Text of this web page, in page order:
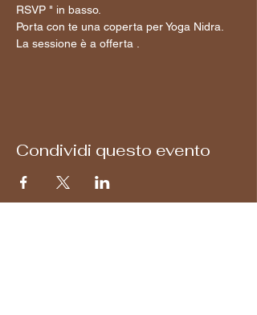
RSVP " in basso.
Porta con te una coperta per Yoga Nidra.
La sessione è a offerta .
Condividi questo evento